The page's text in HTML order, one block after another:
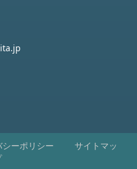
シーポリシー
サイトマッ